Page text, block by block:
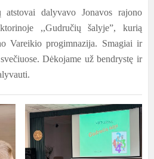
dalyvavo Jonavos rajono
,,Gudručių šalyje”, kurią
Vareikio progimnazija. Smagiai ir
Dėkojame už bendrystę ir